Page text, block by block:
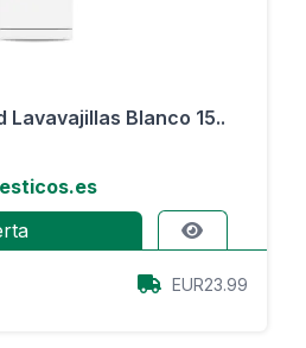
Lavavajillas Blanco 15..
EUR23.99